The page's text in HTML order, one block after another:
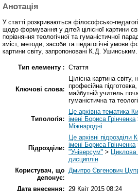
Анотація
У статті розкриваються філософсько-
щодо формування у дітей цілісної картини
порівняння теологічної та гуманістичної
зміст, методи, засоби та педагогічні умови
картини світу, запропоновані К.Д. Ушинським.
Тип елементу : Стаття
Ключові слова:
Цілісна картина світу,
професійна підготовка,
майбутній учитель
гуманістична та
Типологія:
Це архівна тематика
імені Бориса Грінченка
Міжнародні
Підрозділи:
Це архівні підрозділи
імені Бориса Грінченка
"Універсум" > Циклова
дисциплін
Користувач, що
депонує:
Дмитро Євгенович
Дата внесення: 29 Квіт 2015 08:24